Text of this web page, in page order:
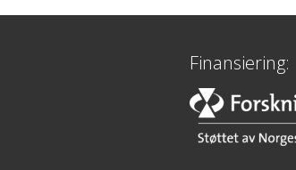
Finansiering: